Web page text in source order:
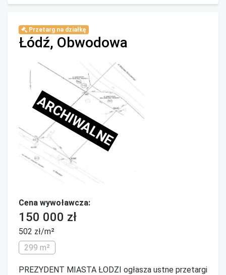
Przetarg na działkę
Łódź, Obwodowa
ARCHIWALNE
Cena wywoławcza:
150 000 zł
502 zł/m²
299 m²
PREZYDENT MIASTA ŁODZI ogłasza ustne przetargi